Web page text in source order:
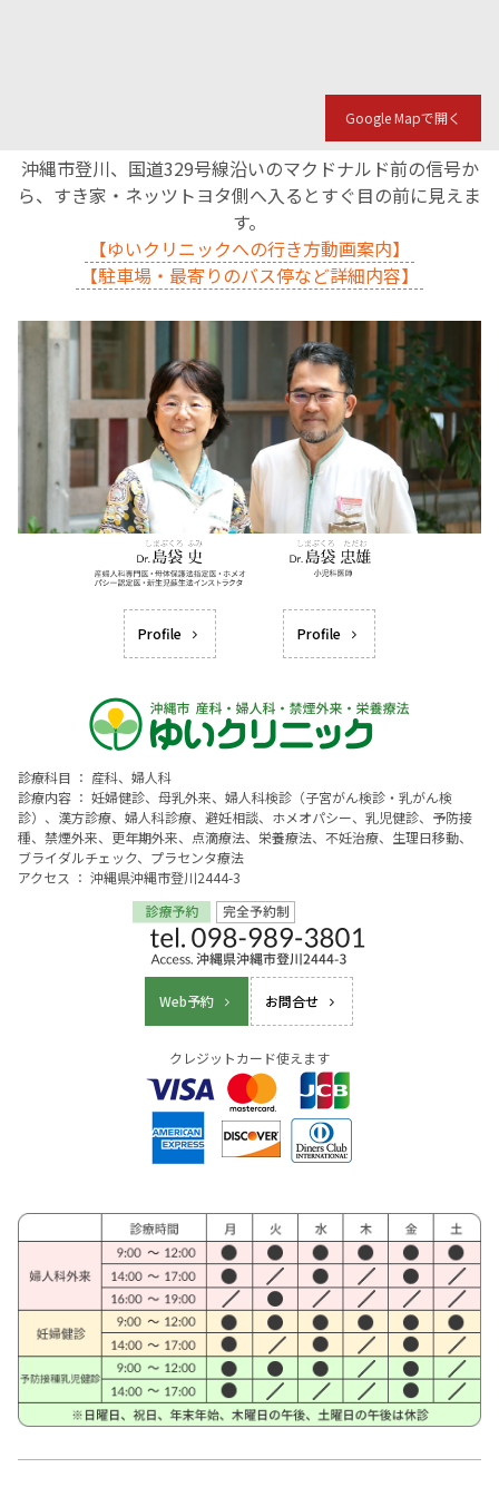
Google Mapで開く
沖縄市登川、国道329号線沿いのマクドナルド前の信号か
ら、すき家・ネッツトヨタ側へ入るとすぐ目の前に見えま
す。
【ゆいクリニックへの行き方動画案内】
【駐車場・最寄りのバス停など詳細内容】
Profile Profile
診療科目 ： 産科、婦人科
診療内容 ： 妊婦健診、母乳外来、婦人科検診（子宮がん検診・乳がん検
診）、漢方診療、婦人科診療、避妊相談、ホメオパシー、乳児健診、予防接
種、禁煙外来、更年期外来、点滴療法、栄養療法、不妊治療、生理日移動、
ブライダルチェック、プラセンタ療法
アクセス ： 沖縄県沖縄市登川2444-3
Web予約 お問合せ
クレジットカード使えます